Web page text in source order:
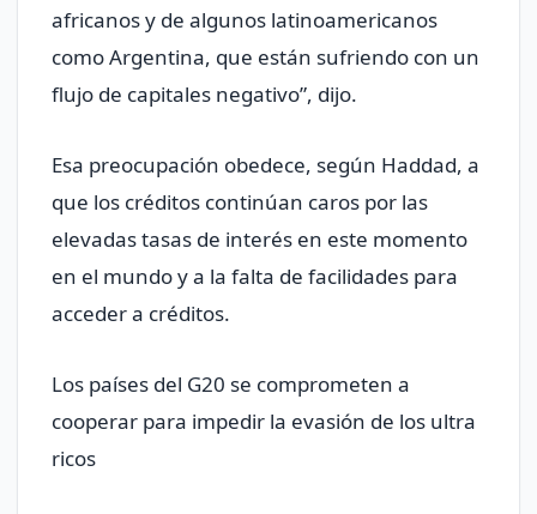
africanos y de algunos latinoamericanos
como Argentina, que están sufriendo con un
flujo de capitales negativo”, dijo.
Esa preocupación obedece, según Haddad, a
que los créditos continúan caros por las
elevadas tasas de interés en este momento
en el mundo y a la falta de facilidades para
acceder a créditos.
Los países del G20 se comprometen a
cooperar para impedir la evasión de los ultra
ricos